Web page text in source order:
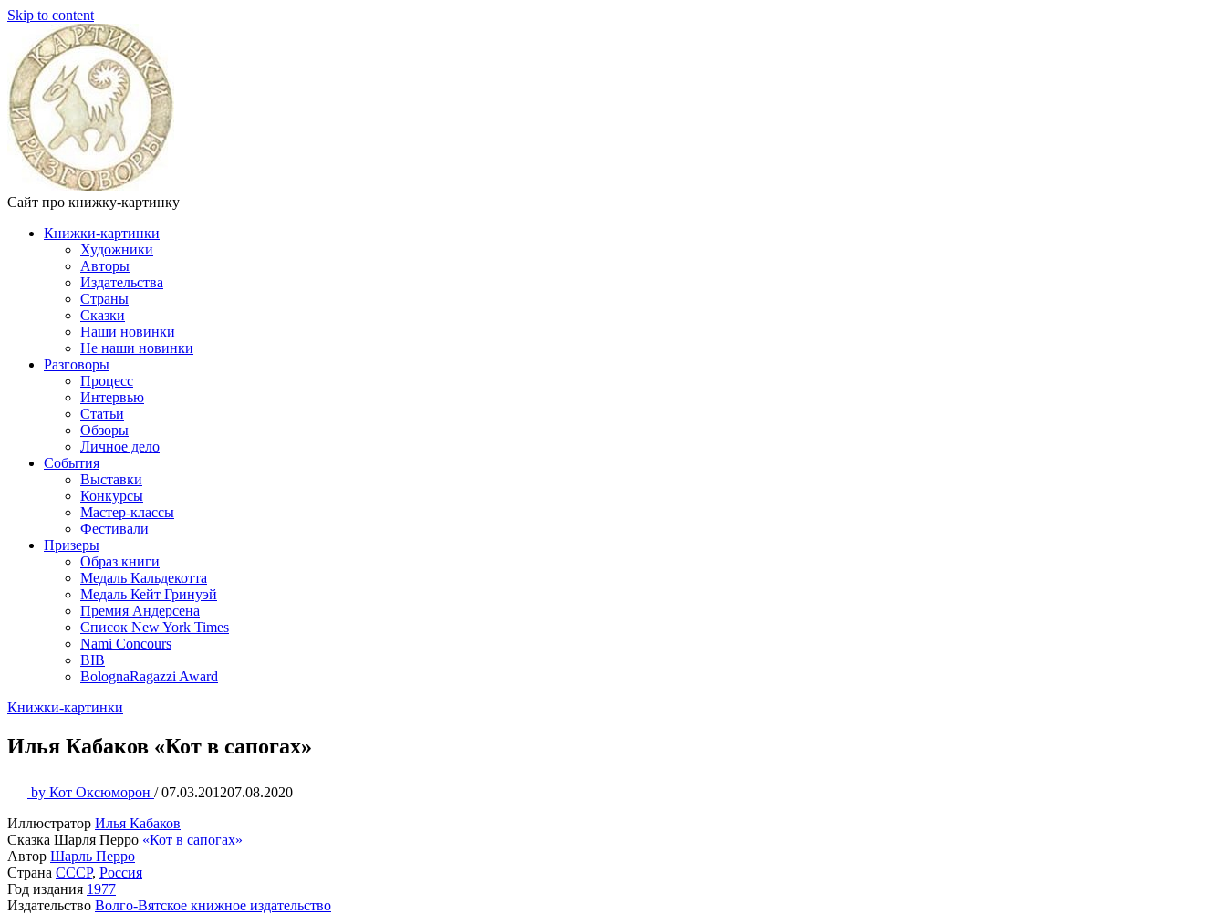
Skip to content
Сайт про книжку-картинку
Книжки-картинки
Художники
Авторы
Издательства
Страны
Сказки
Наши новинки
Не наши новинки
Разговоры
Процесс
Интервью
Статьи
Обзоры
Личное дело
События
Выставки
Конкурсы
Мастер-классы
Фестивали
Призеры
Образ книги
Медаль Кальдекотта
Медаль Кейт Гринуэй
Премия Андерсена
Список New York Times
Nami Concours
BIB
BolognaRagazzi Award
Книжки-картинки
Илья Кабаков «Кот в сапогах»
by Кот Оксюморон / 07.03.201207.08.2020
Иллюстратор Илья Кабаков
Сказка Шарля Перро «Кот в сапогах»
Автор Шарль Перро
Страна СССР, Россия
Год издания 1977
Издательство Волго-Вятское книжное издательство